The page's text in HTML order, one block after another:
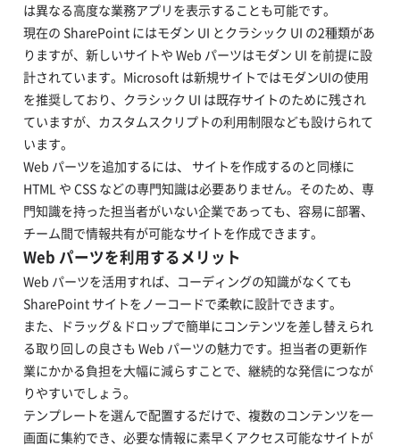
は異なる高度な業務アプリを表示することも可能です。
現在の SharePoint にはモダン UI とクラシック UI の2種類があ
りますが、新しいサイトや Web パーツはモダン UI を前提に設
計されています。Microsoft は新規サイトではモダンUIの使用
を推奨しており、クラシック UI は既存サイトのために残され
ていますが、カスタムスクリプトの利用制限なども設けられて
います。
Web パーツを追加するには、 サイトを作成するのと同様に
HTML や CSS などの専門知識は必要ありません。そのため、専
門知識を持った担当者がいない企業であっても、容易に部署、
チーム間で情報共有が可能なサイトを作成できます。
Web パーツを利用するメリット
Web パーツを活用すれば、コーディングの知識がなくても
SharePoint サイトをノーコードで柔軟に設計できます。
また、ドラッグ＆ドロップで簡単にコンテンツを差し替えられ
る取り回しの良さも Web パーツの魅力です。担当者の更新作
業にかかる負担を大幅に減らすことで、継続的な発信につなが
りやすいでしょう。
テンプレートを選んで配置するだけで、複数のコンテンツを一
画面に集約でき、必要な情報に素早くアクセス可能なサイトが